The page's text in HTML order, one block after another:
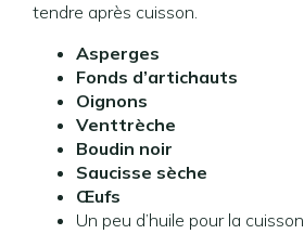
tendre après cuisson.
Asperges
Fonds d’artichauts
Oignons
Venttrèche
Boudin noir
Saucisse sèche
Œufs
Un peu d’huile pour la cuisson